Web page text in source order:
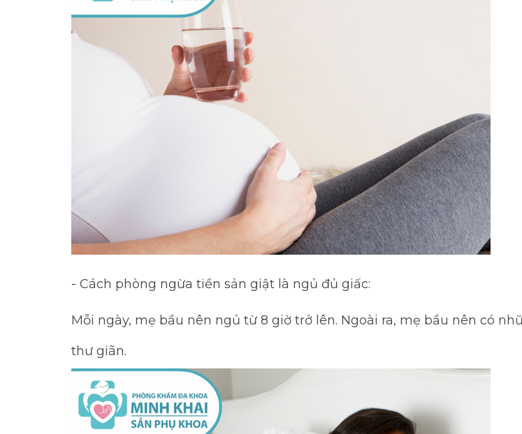
- Cách phòng ngừa tiền sản giật là ngủ đủ giấc:
Mỗi ngày, mẹ bầu nên ngủ từ 8 giờ trở lên. Ngoài ra, mẹ bầu nên có
thư giãn.